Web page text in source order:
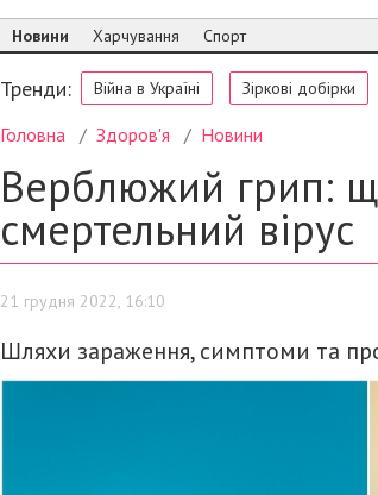
Новини Харчування Спорт
Тренди: Війна в Україні Зіркові добірки
Головна Здоров'я Новини
Верблюжий грип:
смертельний вірус
21 грудня 2022, 16:10
Шляхи зараження, симптоми та